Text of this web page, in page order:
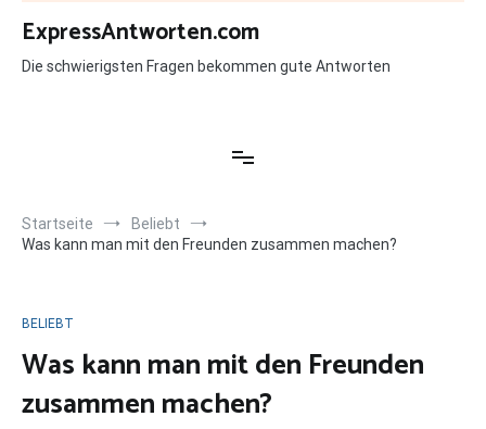
Zum
Inhalt
springen
ExpressAntworten.com
Die schwierigsten Fragen bekommen gute Antworten
Startseite
Beliebt
Was kann man mit den Freunden zusammen machen?
BELIEBT
Was kann man mit den Freunden
zusammen machen?